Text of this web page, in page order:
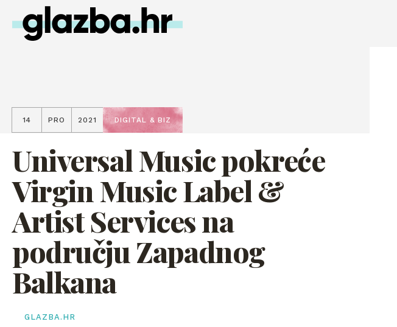
14 PRO 2021 DIGITAL & BIZ
Universal Music pokreće
Virgin Music Label &
Artist Services na
području Zapadnog
Balkana
GLAZBA.HR